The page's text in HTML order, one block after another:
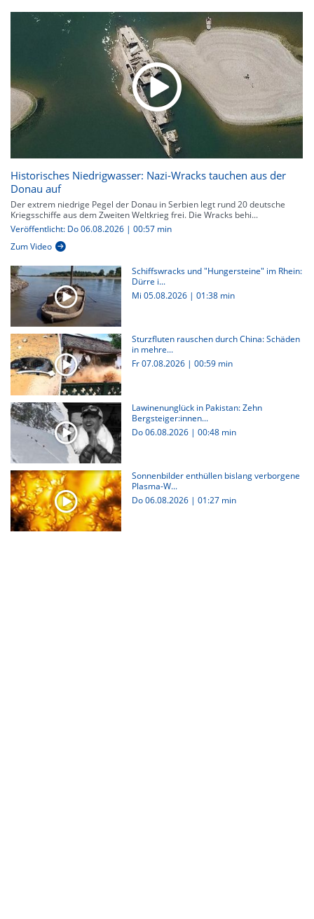
Historisches Niedrigwasser: Nazi-Wracks tauchen aus der
Donau auf
Der extrem niedrige Pegel der Donau in Serbien legt rund 20 deutsche
Kriegsschiffe aus dem Zweiten Weltkrieg frei. Die Wracks behi...
Veröffentlicht: Do 06.08.2026 | 00:57 min
Zum Video
Schiffswracks und "Hungersteine" im Rhein:
Dürre i...
Mi 05.08.2026 | 01:38 min
Sturzfluten rauschen durch China: Schäden
in mehre...
Fr 07.08.2026 | 00:59 min
Lawinenunglück in Pakistan: Zehn
Bergsteiger:innen...
Do 06.08.2026 | 00:48 min
Sonnenbilder enthüllen bislang verborgene
Plasma-W...
Do 06.08.2026 | 01:27 min